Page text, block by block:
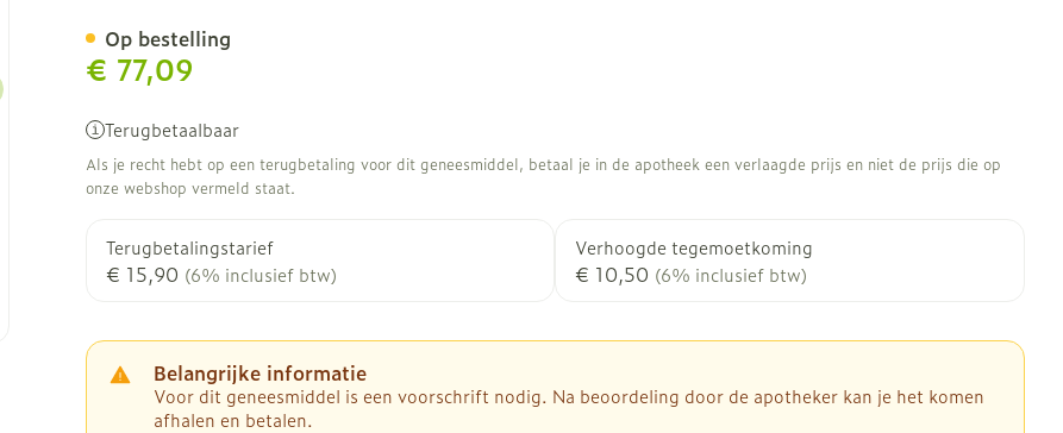
€ 77,09
Terugbetaalbaar
Als je recht hebt op een terugbetaling voor dit geneesmiddel, betaal je in de apotheek een verlaagde prijs en niet de prijs die op
onze webshop vermeld staat.
Terugbetalingstarief
€ 15,90 (6% inclusief btw)
Verhoogde tegemoetkoming
€ 10,50 (6% inclusief btw)
Belangrijke informatie
Voor dit geneesmiddel is een voorschrift nodig. Na beoordeling door de apotheker kan je het komen
afhalen en betalen.
Op bestelling